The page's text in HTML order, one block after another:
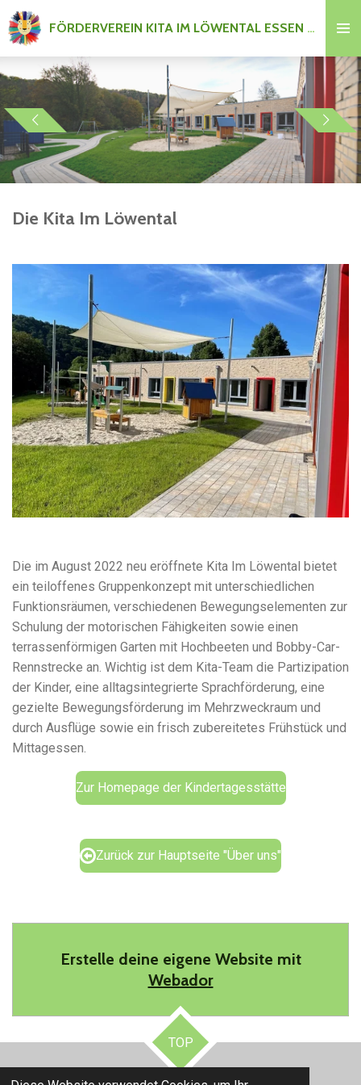
Zum
Hauptinhalt
springen
FÖRDERVEREIN KITA IM LÖWENTAL ESSEN e.V.
Die Kita Im Löwental
Die im August 2022 neu eröffnete Kita Im Löwental bietet
ein teiloffenes Gruppenkonzept mit unterschiedlichen
Funktionsräumen, verschiedenen Bewegungselementen zur
Schulung der motorischen Fähigkeiten sowie einen
terrassenförmigen Garten mit Hochbeeten und Bobby-Car-
Rennstrecke an. Wichtig ist dem Kita-Team die Partizipation
der Kinder, eine alltagsintegrierte Sprachförderung, eine
gezielte Bewegungsförderung im Mehrzweckraum und
durch Ausflüge sowie ein frisch zubereitetes Frühstück und
Mittagessen.
Zur Homepage der Kindertagesstätte
Zurück zur Hauptseite "Über uns"
Erstelle deine eigene Website mit
Webador
TOP